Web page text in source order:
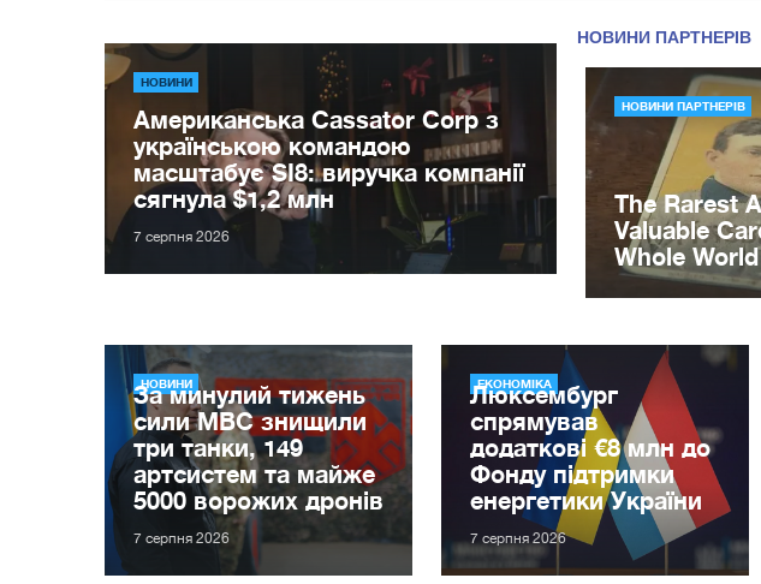
НОВИНИ
Американська Cassator Corp з
українською командою
масштабує SI8: виручка компанії
сягнула $1,2 млн
7 серпня 2026
НОВИНИ
За минулий тижень
сили МВС знищили
три танки, 149
артсистем та майже
5000 ворожих дронів
7 серпня 2026
ЕКОНОМІКА
Люксембург
спрямував
додаткові €8 млн до
Фонду підтримки
енергетики України
7 серпня 2026